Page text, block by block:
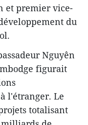
et premier vice-
du
Nguyên
figurait
l'étranger. Le
totalisant